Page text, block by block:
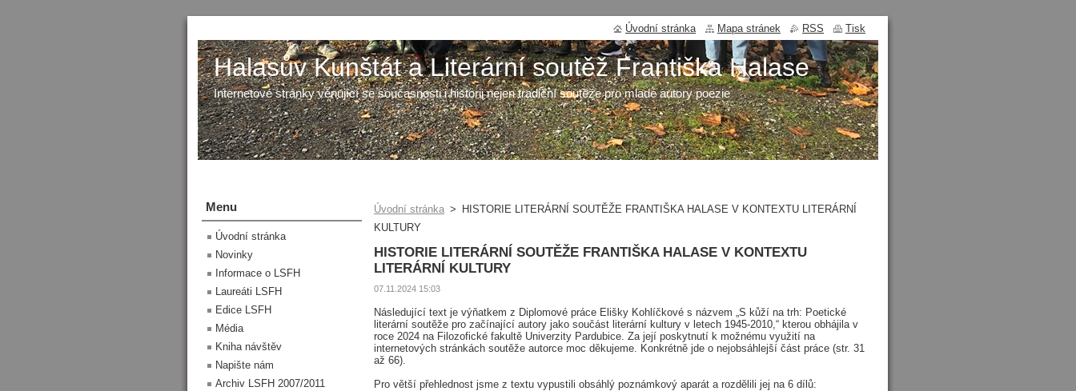
Halasův Kunštát a Literární soutěž Františka Halase
Internetové stránky věnující se současnosti i historii nejen tradiční soutěže pro mladé autory poezie
Úvodní stránka >
HISTORIE LITERÁRNÍ SOUTĚŽE FRANTIŠKA HALASE V KONTEXTU LITERÁRNÍ
KULTURY
HISTORIE LITERÁRNÍ SOUTĚŽE FRANTIŠKA HALASE V KONTEXTU
LITERÁRNÍ KULTURY
07.11.2024 15:03
Následující text je výňatkem z Diplomové práce Elišky Kohlíčkové s názvem „S kůží na trh: Poetické
literární soutěže pro začínající autory jako součást literární kultury v letech 1945-2010,“ kterou obhájila v
roce 2024 na Filozofické fakultě Univerzity Pardubice. Za její poskytnutí k možnému využití na
internetových stránkách soutěže autorce moc děkujeme. Konkrétně jde o nejobsáhlejší část práce (str. 31
až 66).
Pro větší přehlednost jsme z textu vypustili obsáhlý poznámkový aparát a rozdělili jej na 6 dílů:
Menu
Úvodní stránka
Novinky
Informace o LSFH
Laureáti LSFH
Edice LSFH
Média
Kniha návštěv
Napište nám
Archiv LSFH 2007/2011
Úvodní stránka Mapa stránek RSS Tisk